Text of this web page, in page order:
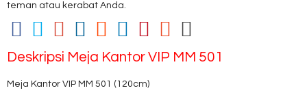
teman atau kerabat Anda.
Deskripsi Meja Kantor VIP MM 501
Meja Kantor VIP MM 501 (120cm)